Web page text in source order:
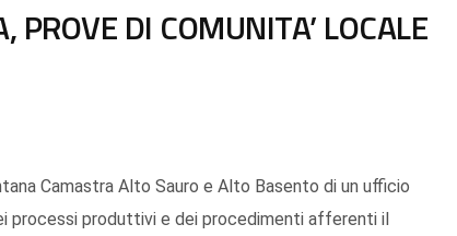
DI COMUNITA’ LOCALE
Camastra Alto Sauro e Alto Basento di un ufficio
processi produttivi e dei procedimenti afferenti il